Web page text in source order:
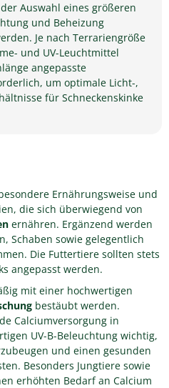
Auswahl eines größeren
und Beheizung
Je nach Terrariengröße
und UV-Leuchtmittel
angepasste
um optimale Licht-,
für Schneckenskinke
Ernährungsweise und
die sich überwiegend von
ernähren. Ergänzend werden
Schaben sowie gelegentlich
Die Futtertiere sollten stets
angepasst werden.
mit einer hochwertigen
bestäubt werden.
Calciumversorgung in
UV-B-Beleuchtung wichtig,
und einen gesunden
Besonders Jungtiere sowie
erhöhten Bedarf an Calcium